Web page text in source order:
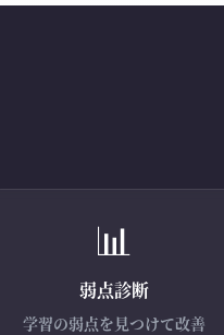
📊
弱点診断
学習の弱点を見つけて改善